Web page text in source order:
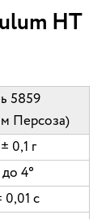
HT
5859
Персоза)
0,1 г
4°
0,01 c